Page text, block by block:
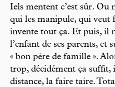
Iels mentent c’est sûr. Ou
qui les manipule, qui veut
invente tout ça. Et puis, il
l’enfant de ses parents, et
« bon père de famille ».
trop, décidément ça suffit,
distance, la faire taire.